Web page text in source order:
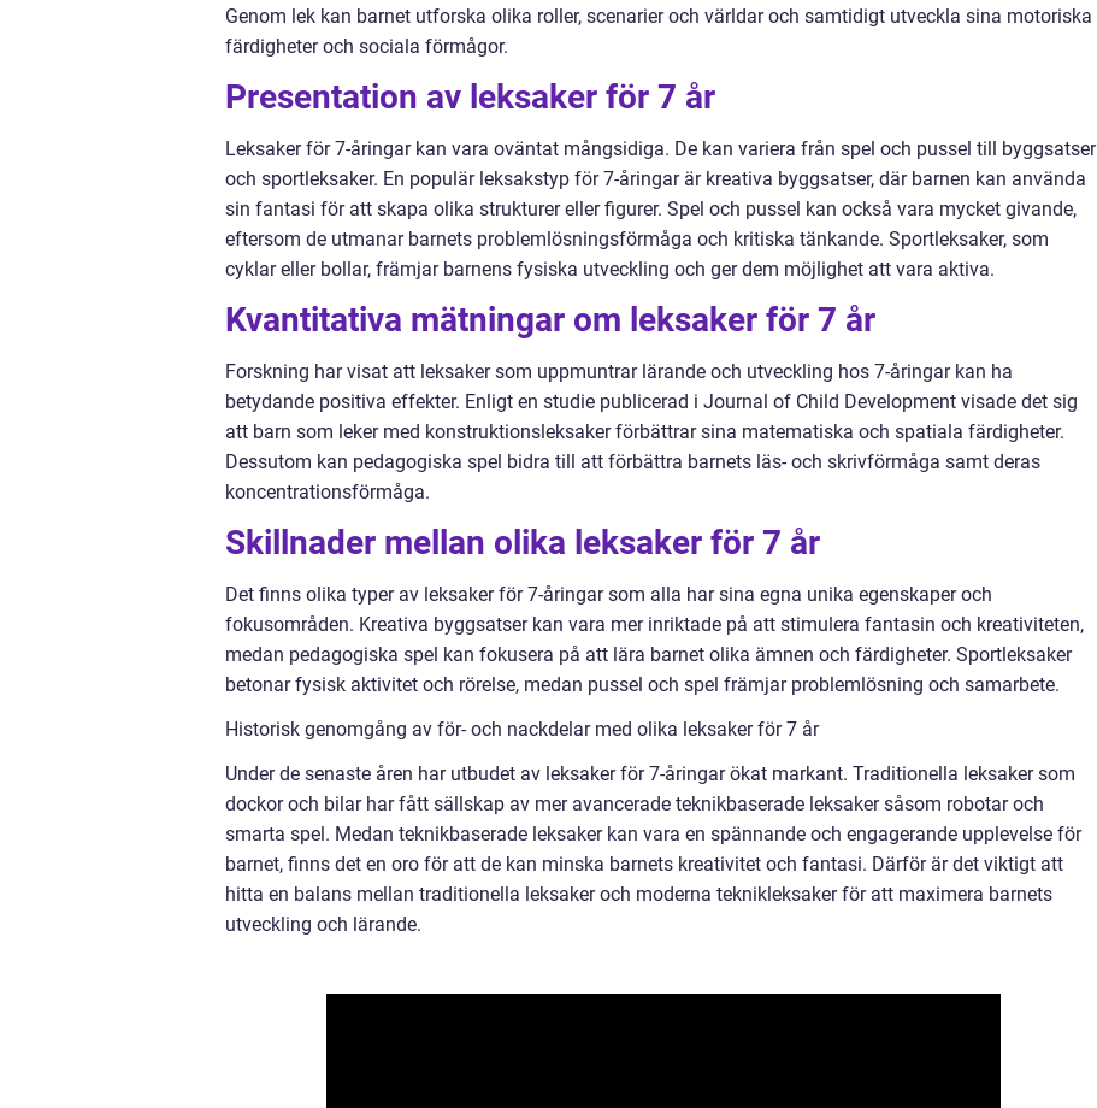
Genom lek kan barnet utforska olika roller, scenarier och världar och samtidigt utveckla sina motoriska
färdigheter och sociala förmågor.
Presentation av leksaker för 7 år
Leksaker för 7-åringar kan vara oväntat mångsidiga. De kan variera från spel och pussel till byggsatser
och sportleksaker. En populär leksakstyp för 7-åringar är kreativa byggsatser, där barnen kan använda
sin fantasi för att skapa olika strukturer eller figurer. Spel och pussel kan också vara mycket givande,
eftersom de utmanar barnets problemlösningsförmåga och kritiska tänkande. Sportleksaker, som
cyklar eller bollar, främjar barnens fysiska utveckling och ger dem möjlighet att vara aktiva.
Kvantitativa mätningar om leksaker för 7 år
Forskning har visat att leksaker som uppmuntrar lärande och utveckling hos 7-åringar kan ha
betydande positiva effekter. Enligt en studie publicerad i Journal of Child Development visade det sig
att barn som leker med konstruktionsleksaker förbättrar sina matematiska och spatiala färdigheter.
Dessutom kan pedagogiska spel bidra till att förbättra barnets läs- och skrivförmåga samt deras
koncentrationsförmåga.
Skillnader mellan olika leksaker för 7 år
Det finns olika typer av leksaker för 7-åringar som alla har sina egna unika egenskaper och
fokusområden. Kreativa byggsatser kan vara mer inriktade på att stimulera fantasin och kreativiteten,
medan pedagogiska spel kan fokusera på att lära barnet olika ämnen och färdigheter. Sportleksaker
betonar fysisk aktivitet och rörelse, medan pussel och spel främjar problemlösning och samarbete.
Historisk genomgång av för- och nackdelar med olika leksaker för 7 år
Under de senaste åren har utbudet av leksaker för 7-åringar ökat markant. Traditionella leksaker som
dockor och bilar har fått sällskap av mer avancerade teknikbaserade leksaker såsom robotar och
smarta spel. Medan teknikbaserade leksaker kan vara en spännande och engagerande upplevelse för
barnet, finns det en oro för att de kan minska barnets kreativitet och fantasi. Därför är det viktigt att
hitta en balans mellan traditionella leksaker och moderna teknikleksaker för att maximera barnets
utveckling och lärande.